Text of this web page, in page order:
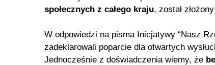
społecznych z całego kraju, został
W odpowiedzi na pisma Inicjatywy “Nasz
zadeklarowali poparcie dla otwartych
Jednocześnie z doświadczenia wiemy, że